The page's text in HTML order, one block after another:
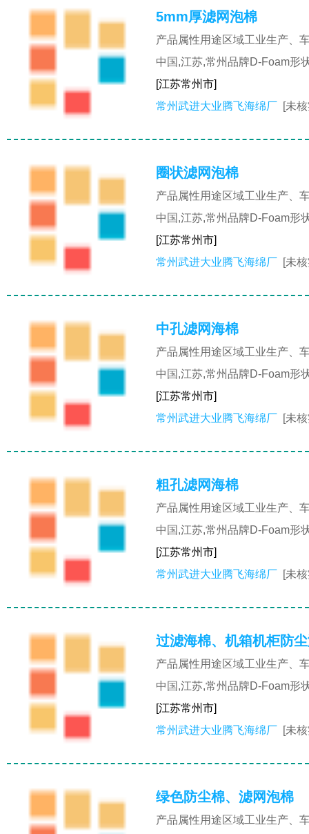
5mm厚滤网泡棉
产品属性用途区域工业生产、
中国,江苏,常州品牌D-Foam形
[江苏常州市]
常州武进大业腾飞海绵厂 [未
圈状滤网泡棉
产品属性用途区域工业生产、
中国,江苏,常州品牌D-Foam形
[江苏常州市]
常州武进大业腾飞海绵厂 [未
中孔滤网海棉
产品属性用途区域工业生产、
中国,江苏,常州品牌D-Foam形
[江苏常州市]
常州武进大业腾飞海绵厂 [未
粗孔滤网海棉
产品属性用途区域工业生产、
中国,江苏,常州品牌D-Foam形
[江苏常州市]
常州武进大业腾飞海绵厂 [未
过滤海棉、机箱机柜防
产品属性用途区域工业生产、
中国,江苏,常州品牌D-Foam形
[江苏常州市]
常州武进大业腾飞海绵厂 [未
绿色防尘棉、滤网泡棉
产品属性用途区域工业生产、